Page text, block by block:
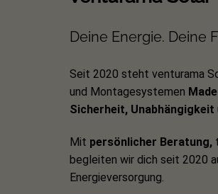
Deine Energie. Deine
Seit 2020 steht venturama
und Montagesystemen
Sicherheit, Unabhängigkeit
Mit persönlicher Beratung,
begleiten wir dich seit 2020
Energieversorgung.